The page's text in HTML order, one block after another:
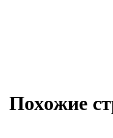
Похожие